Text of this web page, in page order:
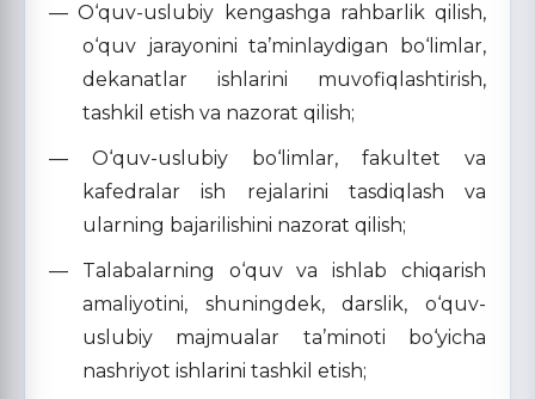
— O‘quv-uslubiy kengashga rahbarlik qilish,
o‘quv jarayonini ta’minlaydigan bo‘limlar,
dekanatlar ishlarini muvofiqlashtirish,
tashkil etish va nazorat qilish;
— O‘quv-uslubiy bo‘limlar, fakultet va
kafedralar ish rejalarini tasdiqlash va
ularning bajarilishini nazorat qilish;
— Talabalarning o‘quv va ishlab chiqarish
amaliyotini, shuningdek, darslik, o‘quv-
uslubiy majmualar ta’minoti bo‘yicha
nashriyot ishlarini tashkil etish;